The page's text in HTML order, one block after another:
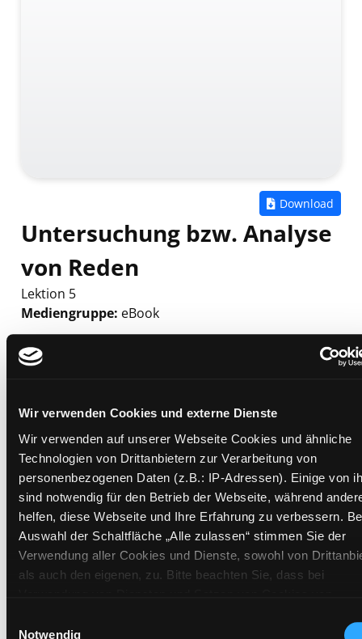
Wir verwenden Cookies und externe Dienste
Wir verwenden auf unserer Webseite Cookies und ähnliche
Technologien von Drittanbietern zur Verarbeitung von
personenbezogenen Daten (z.B.: IP-Adressen). Einige von
sind notwendig für den Betrieb der Webseite, während
helfen, diese Webseite und Ihre Erfahrung zu verbessern.
Auswahl der Schaltfläche „Alle zulassen“ stimmen Sie der
Verwendung aller Cookies und Dienste, sowohl von
als auch den eigenen, zu. Bitte beachten Sie, dass bei
(Länder außerhalb des EWR ohne adäquates
Notwendig
Untersuchung bzw. Analyse
von Reden
Lektion 5
Mediengruppe: eBook
Suche nach diesem Verfasser
Beschreibung ein-/ausblenden
Download
Exemplare
Zweigstelle:Bibliothek digital
Signatur:
Standort 2:
Status: Zum Download
Frist: